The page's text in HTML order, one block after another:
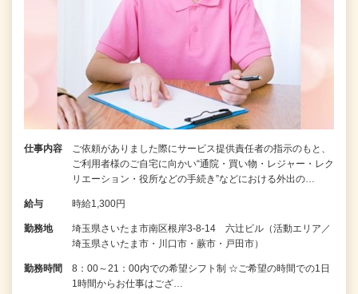
仕事内容
ご依頼がありました際にサービス提供責任者の指示のもと、
ご利用者様のご自宅に向かい“通院・買い物・レジャー・レク
リエーション・役所などの手続き”などにおける外出の…
給与 時給1,300円
勤務地
埼玉県さいたま市南区根岸3-8-14 六辻ビル（活動エリア／
埼玉県さいたま市・川口市・蕨市・戸田市）
勤務時間
8：00～21：00内での希望シフト制 ☆ご希望の時間での1日
1時間からお仕事はござ…